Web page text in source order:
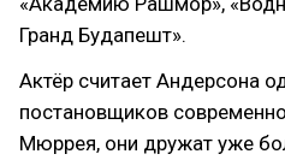
Гранд Будапешт».
Актёр считает Андерсона
постановщиков
Мюррея, они дружат уже